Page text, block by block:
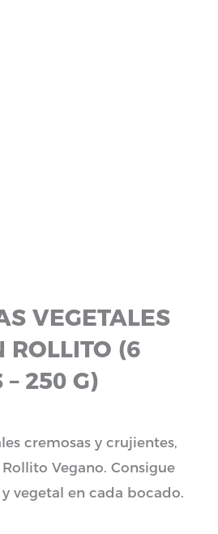
VEGETALES
ROLLITO (6
– 250 G)
cremosas y crujientes,
Vegano. Consigue
vegetal en cada bocado.